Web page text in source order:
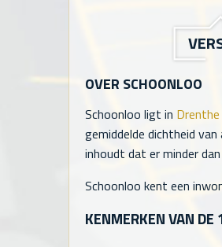
OVER SCHOONLOO
Schoonloo ligt in Drenthe
gemiddelde dichtheid van
inhoudt dat er minder
Schoonloo kent een
KENMERKEN VAN DE